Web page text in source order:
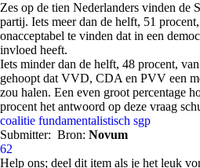
Zes op de tien Nederlanders vinden de
partij. Iets meer dan de helft, 51
onacceptabel te vinden dat in een
invloed heeft.
Iets minder dan de helft, 48 procent,
gehoopt dat VVD, CDA en PVV een
zou halen. Een even groot percentage
procent het antwoord op deze vraag
coalitie fundamentalistisch sgp
Submitter: Bron: Novum
62
Help ons; deel dit item als je het leuk